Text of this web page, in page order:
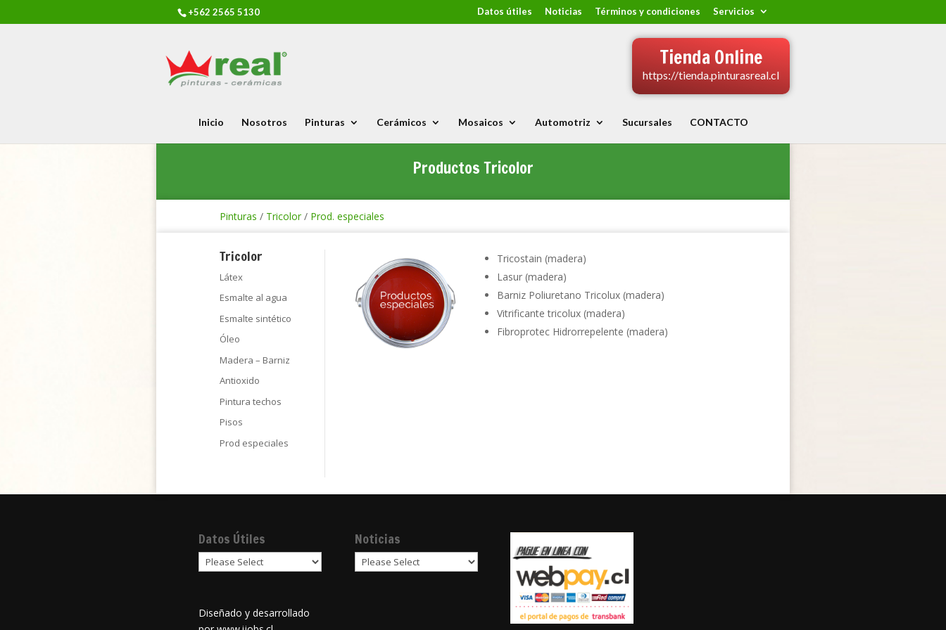
+562 2565 5130 Datos útiles Noticias Términos y condiciones Servicios
Tienda Online
https://tienda.pinturasreal.cl
Inicio Nosotros Pinturas Cerámicos Mosaicos Automotriz Sucursales CONTACTO
Productos Tricolor
Pinturas / Tricolor/ Prod. especiales
Tricolor
Látex
Esmalte al agua
Esmalte sintético
Óleo
Madera – Barniz
Antioxido
Pintura techos
Pisos
Prod especiales
Tricostain (madera)
Lasur (madera)
Barniz Poliuretano Tricolux (madera)
Vitrificante tricolux (madera)
Fibroprotec Hidrorrepelente (madera)
Datos Útiles
Diseñado y desarrollado
Noticias